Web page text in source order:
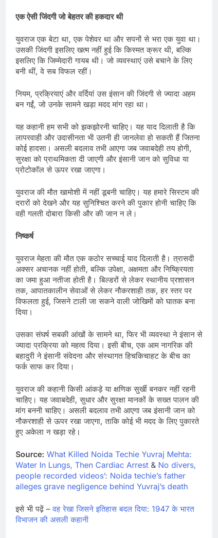
एक ऐसी जिंदगी जो बेहतर की हकदार थी
युवराज एक बेटा था, एक पेशेवर था और सपनों से भरा एक युवा था।
उसकी जिंदगी इसलिए खत्म नहीं हुई कि किस्मत क्रूर थी, बल्कि
इसलिए कि जिम्मेदारी गायब थी। जो व्यवस्थाएं उसे बचाने के लिए
बनी थीं, वे सब विफल रहीं।
नियम, प्रक्रियाएं और वर्दियां उस इंसान की जिंदगी से ज्यादा अहम
बन गईं, जो उनके सामने खड़ा मदद मांग रहा था।
यह कहानी हम सभी को झकझोरनी चाहिए। यह याद दिलाती है कि
लापरवाही और उदासीनता भी उतनी ही जानलेवा हो सकती हैं जितना
कोई हादसा। असली बदलाव तभी आएगा जब जवाबदेही तय होगी,
सुरक्षा को प्राथमिकता दी जाएगी और इंसानी जान को सुविधा या
प्रोटोकॉल से ऊपर रखा जाएगा।
युवराज की मौत खामोशी में नहीं डूबनी चाहिए। यह हमारे सिस्टम की
दरारों को देखने और यह सुनिश्चित करने की पुकार होनी चाहिए कि
वही गलती दोबारा किसी और की जान न ले।
निष्कर्ष
युवराज मेहता की मौत एक कठोर सच्चाई याद दिलाती है। त्रासदी
अक्सर अचानक नहीं होती, बल्कि उपेक्षा, अक्षमता और निष्क्रियता
का जमा हुआ नतीजा होती है। बिल्डरों से लेकर स्थानीय प्रशासन
तक, आपातकालीन सेवाओं से लेकर नौकरशाही तक, हर स्तर पर
विफलता हुई, जिसने टाली जा सकने वाली जोखिमों को घातक बना
दिया।
उसका संघर्ष सबकी आंखों के सामने था, फिर भी व्यवस्था ने इंसान से
ज्यादा प्रक्रिया को महत्व दिया। इसी बीच, एक आम नागरिक की
बहादुरी ने इंसानी संवेदना और संस्थागत हिचकिचाहट के बीच का
फर्क साफ कर दिया।
युवराज की कहानी किसी आंकड़े या क्षणिक सुर्खी बनकर नहीं रहनी
चाहिए। यह जवाबदेही, सुधार और सुरक्षा मानकों के सख्त पालन की
मांग बननी चाहिए। असली बदलाव तभी आएगा जब इंसानी जान को
नौकरशाही से ऊपर रखा जाएगा, ताकि कोई भी मदद के लिए पुकारते
हुए अकेला न खड़ा रहे।
Source: What Killed Noida Techie Yuvraj Mehta:
Water In Lungs, Then Cardiac Arrest & No divers,
people recorded videos’: Noida techie’s father
alleges grave negligence behind Yuvraj’s death
इसे भी पढ़ें –वह रेखा जिसने इतिहास बदल दिया: 1947 के भारत
विभाजन की असली कहानी